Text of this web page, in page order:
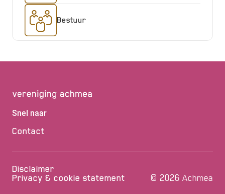
Bestuur
Snel naar
Contact
Disclaimer
Privacy & cookie statement
© 2026 Achmea